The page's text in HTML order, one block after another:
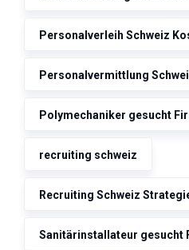
Personalverleih Schweiz
Personalvermittlung
Polymechaniker gesucht
recruiting schweiz
Recruiting Schweiz
Sanitärinstallateur gesucht